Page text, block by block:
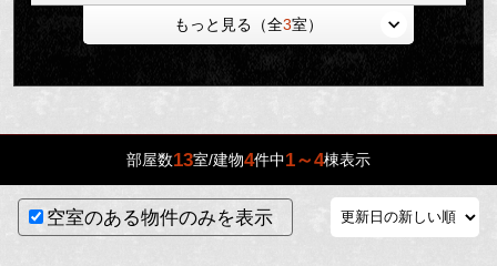
もっと見る（全3室）
部屋数13室/建物4件中1～4棟表示
空室のある物件のみを表示